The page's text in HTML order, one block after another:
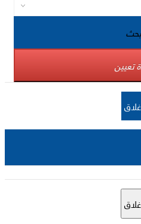
بحث
تعيين